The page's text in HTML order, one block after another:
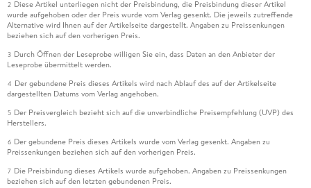
2 Diese Artikel unterliegen nicht der Preisbindung, die Preisbindung dieser Artikel
wurde aufgehoben oder der Preis wurde vom Verlag gesenkt. Die jeweils zutreffende
Alternative wird Ihnen auf der Artikelseite dargestellt. Angaben zu Preissenkungen
beziehen sich auf den vorherigen Preis.
3 Durch Öffnen der Leseprobe willigen Sie ein, dass Daten an den Anbieter der
Leseprobe übermittelt werden.
4 Der gebundene Preis dieses Artikels wird nach Ablauf des auf der Artikelseite
dargestellten Datums vom Verlag angehoben.
5 Der Preisvergleich bezieht sich auf die unverbindliche Preisempfehlung (UVP) des
Herstellers.
6 Der gebundene Preis dieses Artikels wurde vom Verlag gesenkt. Angaben zu
Preissenkungen beziehen sich auf den vorherigen Preis.
7 Die Preisbindung dieses Artikels wurde aufgehoben. Angaben zu Preissenkungen
beziehen sich auf den letzten gebundenen Preis.